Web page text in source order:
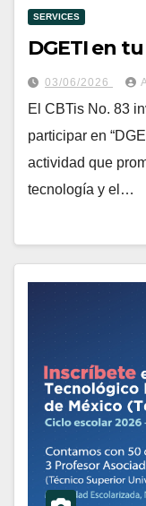
SERVICES
DGETI en
03/06/2026
El CBTis No. 83
participar en
actividad que
tecnología y el…